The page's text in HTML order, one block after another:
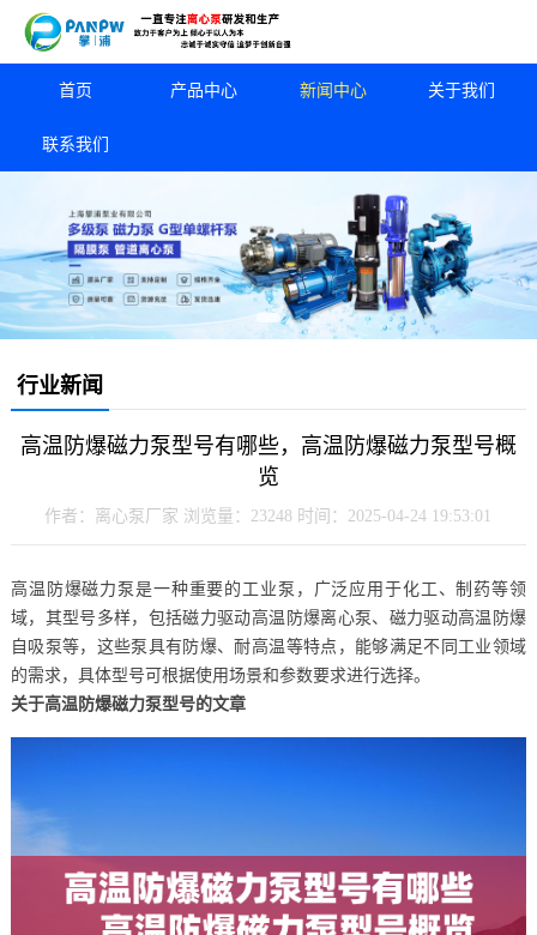
首页 产品中心 新闻中心 关于我们
联系我们
行业新闻
高温防爆磁力泵型号有哪些，高温防爆磁力泵型号概
览
作者：离心泵厂家 浏览量：23248 时间：2025-04-24 19:53:01
高温防爆磁力泵是一种重要的工业泵，广泛应用于化工、制药等领
域，其型号多样，包括磁力驱动高温防爆离心泵、磁力驱动高温防爆
自吸泵等，这些泵具有防爆、耐高温等特点，能够满足不同工业领域
的需求，具体型号可根据使用场景和参数要求进行选择。
关于高温防爆磁力泵型号的文章